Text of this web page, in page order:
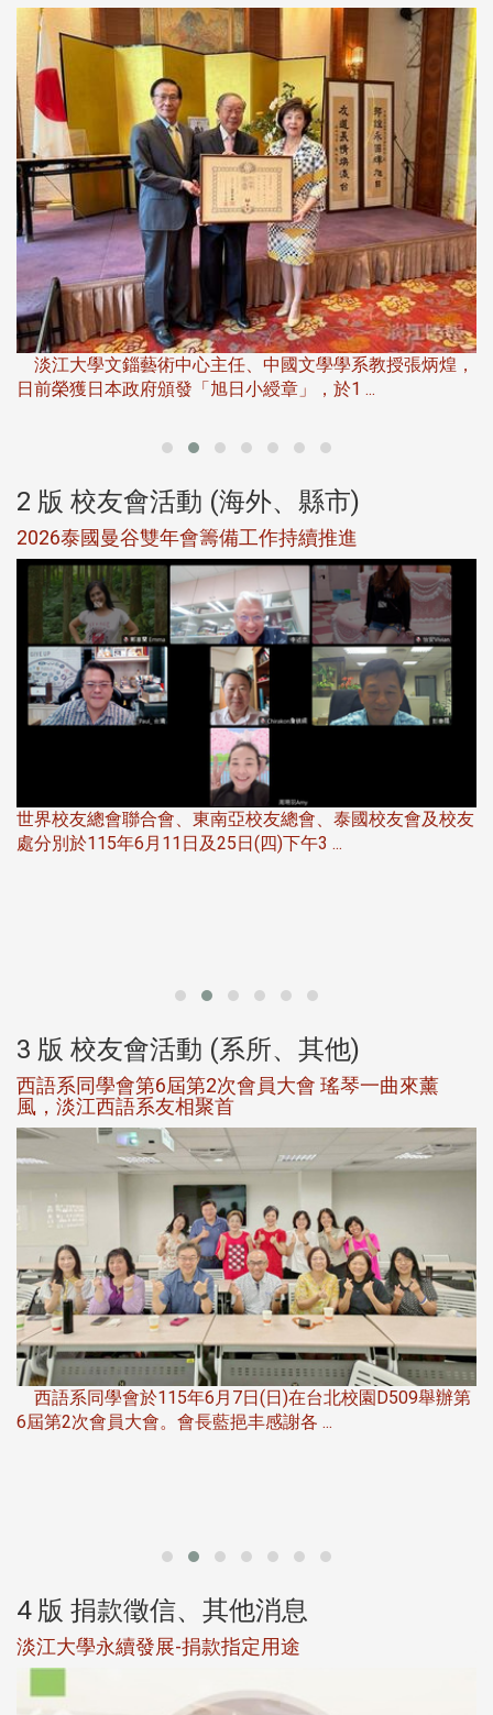
淡江大學文錙藝術中心主任、中國文學學系教授張炳煌，
日前榮獲日本政府頒發「旭日小綬章」，於1 ...
2 版 校友會活動 (海外、縣市)
2026泰國曼谷雙年會籌備工作持續推進
世界校友總會聯合會、東南亞校友總會、泰國校友會及校友
處分別於115年6月11日及25日(四)下午3 ...
3 版 校友會活動 (系所、其他)
西語系同學會第6屆第2次會員大會 瑤琴一曲來薰
風，淡江西語系友相聚首
西語系同學會於115年6月7日(日)在台北校園D509舉辦第
6屆第2次會員大會。會長藍挹丰感謝各 ...
4 版 捐款徵信、其他消息
淡江大學永續發展-捐款指定用途